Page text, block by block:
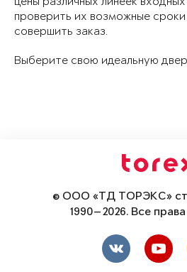
проверить их возможные сроки
совершить заказ.
Выберите свою идеальную
© ООО «ТД ТОРЭКС»
1990—2026. Все